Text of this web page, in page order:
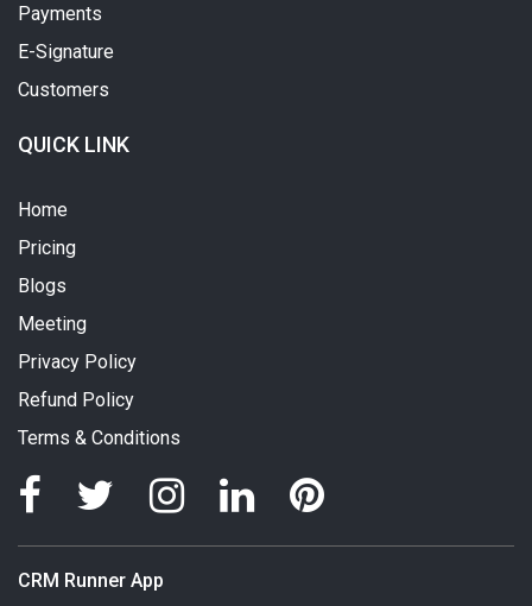
Payments
E-Signature
Customers
QUICK LINK
Home
Pricing
Blogs
Meeting
Privacy Policy
Refund Policy
Terms & Conditions
CRM Runner App